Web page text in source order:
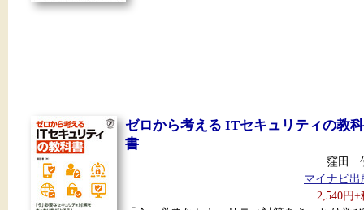
ゼロから考える ITセキュリティの教科
書
窪田
マイナビ出
2,540円+